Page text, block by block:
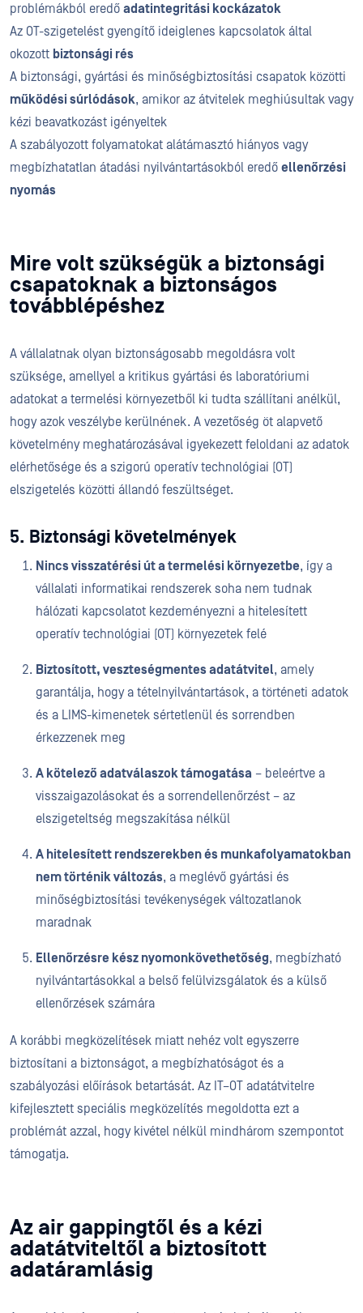
problémákból eredő adatintegritási kockázatok
Az OT-szigetelést gyengítő ideiglenes kapcsolatok által
okozott biztonsági rés
A biztonsági, gyártási és minőségbiztosítási csapatok közötti
működési súrlódások, amikor az átvitelek meghiúsultak vagy
kézi beavatkozást igényeltek
A szabályozott folyamatokat alátámasztó hiányos vagy
megbízhatatlan átadási nyilvántartásokból eredő ellenőrzési
nyomás
Mire volt szükségük a biztonsági
csapatoknak a biztonságos
továbblépéshez
A vállalatnak olyan biztonságosabb megoldásra volt
szüksége, amellyel a kritikus gyártási és laboratóriumi
adatokat a termelési környezetből ki tudta szállítani anélkül,
hogy azok veszélybe kerülnének. A vezetőség öt alapvető
követelmény meghatározásával igyekezett feloldani az adatok
elérhetősége és a szigorú operatív technológiai (OT)
elszigetelés közötti állandó feszültséget.
5. Biztonsági követelmények
Nincs visszatérési út a termelési környezetbe, így a
vállalati informatikai rendszerek soha nem tudnak
hálózati kapcsolatot kezdeményezni a hitelesített
operatív technológiai (OT) környezetek felé
Biztosított, veszteségmentes adatátvitel, amely
garantálja, hogy a tételnyilvántartások, a történeti adatok
és a LIMS-kimenetek sértetlenül és sorrendben
érkezzenek meg
A kötelező adatválaszok támogatása – beleértve a
visszaigazolásokat és a sorrendellenőrzést – az
elszigeteltség megszakítása nélkül
A hitelesített rendszerekben és munkafolyamatokban
nem történik változás, a meglévő gyártási és
minőségbiztosítási tevékenységek változatlanok
maradnak
Ellenőrzésre kész nyomonkövethetőség, megbízható
nyilvántartásokkal a belső felülvizsgálatok és a külső
ellenőrzések számára
A korábbi megközelítések miatt nehéz volt egyszerre
biztosítani a biztonságot, a megbízhatóságot és a
szabályozási előírások betartását. Az IT–OT adatátvitelre
kifejlesztett speciális megközelítés megoldotta ezt a
problémát azzal, hogy kivétel nélkül mindhárom szempontot
támogatja.
Az air gappingtől és a kézi
adatátviteltől a biztosított
adatáramlásig